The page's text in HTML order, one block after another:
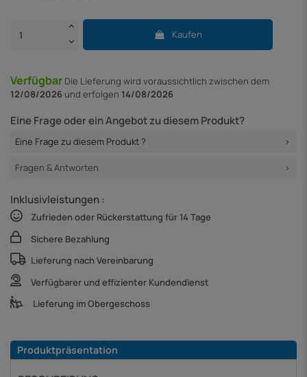
Kaufen
Verfügbar Die Lieferung wird voraussichtlich zwischen dem
12/08/2026 und erfolgen 14/08/2026
Eine Frage oder ein Angebot zu diesem Produkt?
Eine Frage zu diesem Produkt ?
Fragen & Antworten
Inklusivleistungen :
Zufrieden oder Rückerstattung für 14 Tage
Sichere Bezahlung
Lieferung nach Vereinbarung
Verfügbarer und effizienter Kundendienst
Lieferung im Obergeschoss
Produktpräsentation